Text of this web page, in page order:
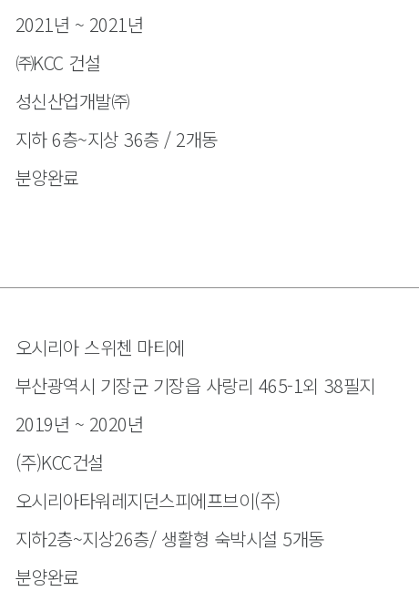
2021년 ~ 2021년
㈜KCC 건설
성신산업개발㈜
지하 6층~지상 36층 / 2개동
분양완료
오시리아 스위첸 마티에
부산광역시 기장군 기장읍 사랑리 465-1외 38필지
2019년 ~ 2020년
(주)KCC건설
오시리아타워레지던스피에프브이(주)
지하2층~지상26층/ 생활형 숙박시설 5개동
분양완료